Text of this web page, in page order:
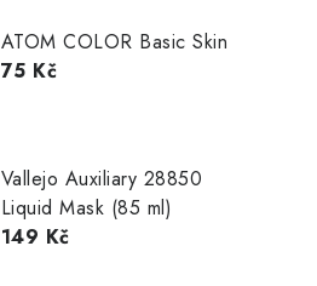
ATOM COLOR Basic Skin
75 Kč
Vallejo Auxiliary 28850
Liquid Mask (85 ml)
149 Kč